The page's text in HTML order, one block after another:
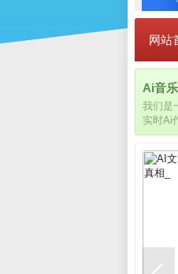
网站
Ai音
我们是
实时Ai